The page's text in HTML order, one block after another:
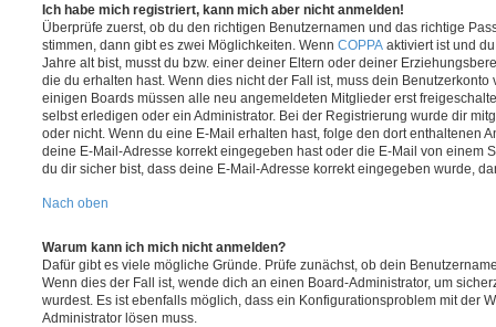
Ich habe mich registriert, kann mich aber nicht anmelden!
Überprüfe zuerst, ob du den richtigen Benutzernamen und das richtige
stimmen, dann gibt es zwei Möglichkeiten. Wenn COPPA aktiviert ist und
Jahre alt bist, musst du bzw. einer deiner Eltern oder deiner
die du erhalten hast. Wenn dies nicht der Fall ist, muss dein
einigen Boards müssen alle neu angemeldeten Mitglieder erst
selbst erledigen oder ein Administrator. Bei der Registrierung wurde dir
oder nicht. Wenn du eine E-Mail erhalten hast, folge den dort enthaltenen
deine E-Mail-Adresse korrekt eingegeben hast oder die E-Mail von einem
du dir sicher bist, dass deine E-Mail-Adresse korrekt eingegeben wurde,
Nach oben
Warum kann ich mich nicht anmelden?
Dafür gibt es viele mögliche Gründe. Prüfe zunächst, ob dein
Wenn dies der Fall ist, wende dich an einen Board-Administrator, um
wurdest. Es ist ebenfalls möglich, dass ein Konfigurationsproblem mit der
Administrator lösen muss.